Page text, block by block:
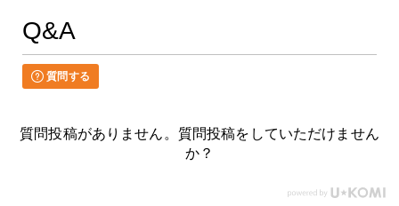
Q&A
質問する
質問投稿がありません。質問投稿をしていただけません
か？